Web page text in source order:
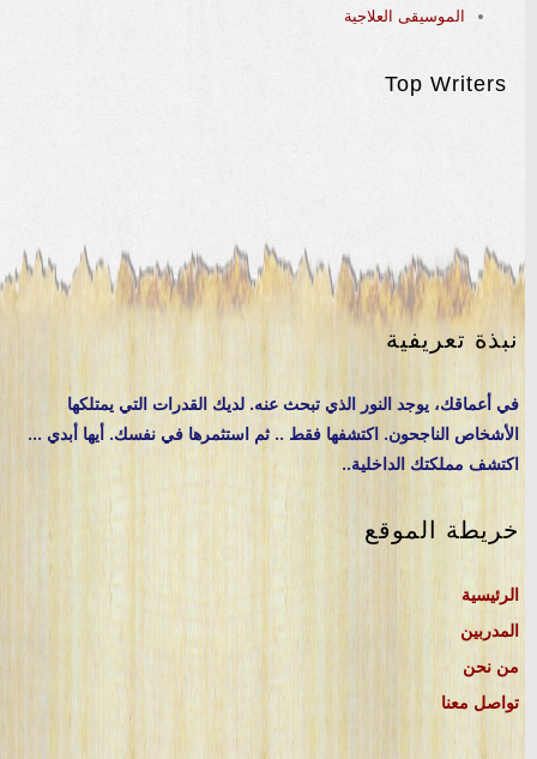
الموسيقى العلاجية
Top Writers
نبذة تعريفية
في أعماقك، يوجد النور الذي تبحث عنه. لديك القدرات التي يمتلكها
الأشخاص الناجحون. اكتشفها فقط .. ثم استثمرها في نفسك. أيها أبدي ...
اكتشف مملكتك الداخلية..
خريطة الموقع
الرئيسية
المدربين
من نحن
تواصل معنا